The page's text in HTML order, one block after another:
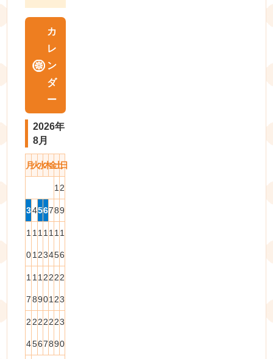
カ
レ
ン
ダ
ー
2026年
8月
月火水木金土日
1 2
3456789
1
0
1
1
1
2
1
3
1
4
1
5
1
6
1
7
1
8
1
9
2
0
2
1
2
2
2
3
2
4
2
5
2
6
2
7
2
8
2
9
3
0